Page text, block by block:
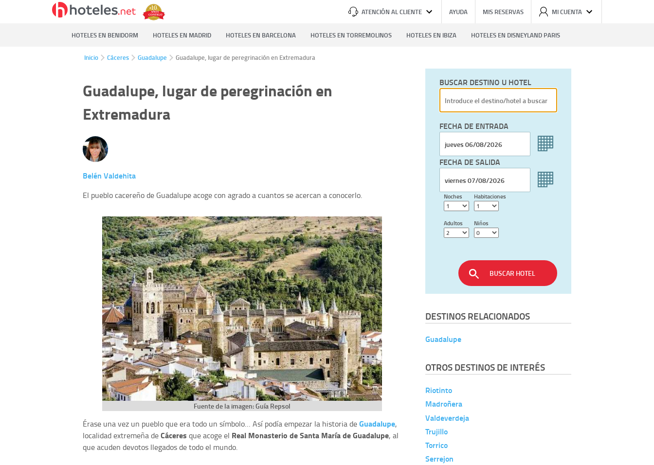
ATENCIÓN AL CLIENTE AYUDA MIS RESERVAS MI CUENTA
HOTELES EN BENIDORM HOTELES EN MADRID HOTELES EN BARCELONA HOTELES EN TORREMOLINOS HOTELES EN IBIZA HOTELES EN DISNEYLAND PARIS
Inicio Cáceres Guadalupe Guadalupe, lugar de peregrinación en Extremadura
Guadalupe, lugar de peregrinación en
Extremadura
Belén Valdehita
El pueblo cacereño de Guadalupe acoge con agrado a cuantos se acercan a conocerlo.
Fuente de la imagen: Guía Repsol
Érase una vez un pueblo que era todo un símbolo… Así podía empezar la historia deGuadalupe,
localidad extremeña deCáceres que acoge el Real Monasterio de Santa María de Guadalupe, al
que acuden devotos llegados de todo el mundo.
BUSCAR DESTINO U HOTEL
FECHA DE ENTRADA
FECHA DE SALIDA
Noches Habitaciones
Adultos Niños
BUSCAR HOTEL
DESTINOS RELACIONADOS
Guadalupe
OTROS DESTINOS DE INTERÉS
Riotinto
Madroñera
Valdeverdeja
Trujillo
Torrico
Serrejon